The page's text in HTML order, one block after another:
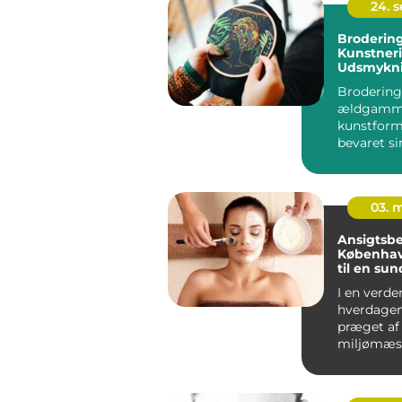
24.
bevaret
03.
til en
I en
præget af
være en